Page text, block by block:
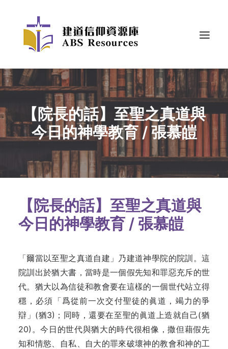
【院長的話】至聖之真道與
今日的神學教育 / 張慕皚
【院長的話】至聖之真道與
今日的神學教育 / 張慕皚
「爾當以至聖之真道自建」乃建道神學院的院訓。這
院訓出於猶大書，當時是一個假先知和罪惡充斥的世
代。猶大以為信徒和教會要在這樣的一個世代站立得
穩，必須「爲從前一次交付聖徒的眞道，竭力的爭
辯」(猶3)；同時，還要在至聖的眞道上造就自己(猶
20)。今日的世代與猶大的時代很相像，撒但藉假先
知和情慾、自私、自大的罪來破壞神的教會和神的工